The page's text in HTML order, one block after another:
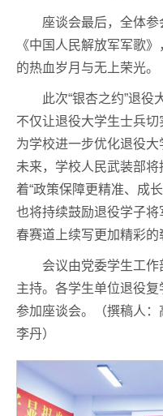
座谈会最后，全体
《中国人民解放军军歌
的热血岁月与无上荣光。
此次“银杏之约”退役
不仅让退役大学生士兵
为学校进一步优化退役大
未来，学校人民武装部
着“政策保障更精准、成
也将持续鼓励退役学子
春赛道上续写更加精彩的
会议由党委学生工
主持。各学生单位退役
参加座谈会。（撰稿人：
李丹）